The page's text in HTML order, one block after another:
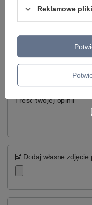
Napisz swoją
Treść twojej opinii
Dodaj własne zdjęcie
Reklamowe